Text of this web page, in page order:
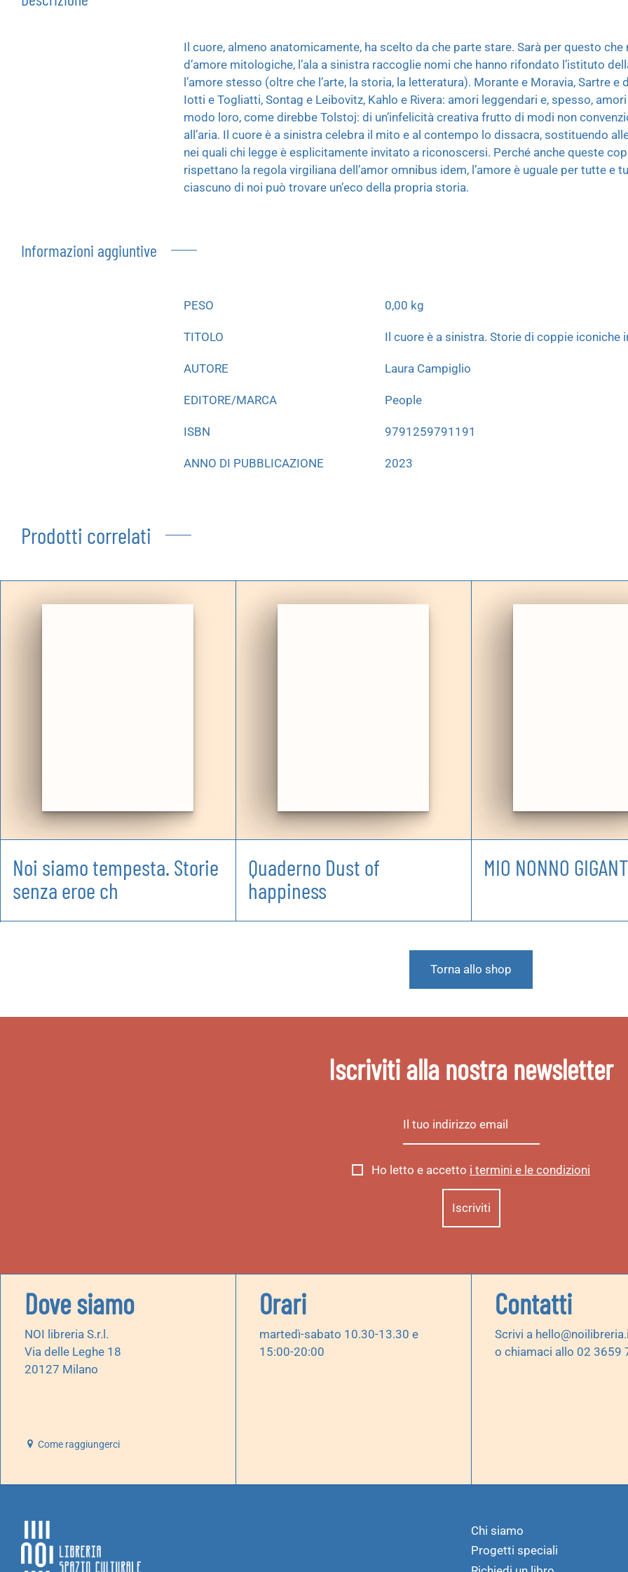
Il cuore, almeno anatomicamente, ha scelto da che parte stare. Sarà per questo
d’amore mitologiche, l’ala a sinistra raccoglie nomi che hanno rifondato l’istituto
l’amore stesso (oltre che l’arte, la storia, la letteratura). Morante e Moravia, Sartre e
Iotti e Togliatti, Sontag e Leibovitz, Kahlo e Rivera: amori leggendari e, spesso,
modo loro, come direbbe Tolstoj: di un’infelicità creativa frutto di modi non
all’aria. Il cuore è a sinistra celebra il mito e al contempo lo dissacra, sostituendo
nei quali chi legge è esplicitamente invitato a riconoscersi. Perché anche queste
rispettano la regola virgiliana dell’amor omnibus idem, l’amore è uguale per tutte e
ciascuno di noi può trovare un’eco della propria storia.
Informazioni aggiuntive
PESO 0,00 kg
TITOLO Il cuore è a sinistra. Storie di coppie iconiche
AUTORE Laura Campiglio
EDITORE/MARCA People
ISBN 9791259791191
ANNO DI PUBBLICAZIONE 2023
Prodotti correlati
Noi siamo tempesta. Storie
senza eroe ch
Quaderno Dust of
happiness
MIO NONNO
Torna allo shop
Iscriviti alla nostra newsletter
Ho letto e accetto i termini e le condizioni
Dove siamo
NOI libreria S.r.l.
Via delle Leghe 18
20127 Milano
Come raggiungerci
Orari
martedì-sabato 10.30-13.30 e
15:00-20:00
Contatti
Scrivi a
o chiamaci allo 02 3659
Chi siamo
Progetti speciali